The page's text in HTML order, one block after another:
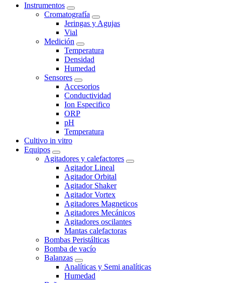
Instrumentos
Cromatografía
Jeringas y Agujas
Vial
Medición
Temperatura
Densidad
Humedad
Sensores
Accesorios
Conductividad
Ion Especifico
ORP
pH
Temperatura
Cultivo in vitro
Equipos
Agitadores y calefactores
Agitador Lineal
Agitador Orbital
Agitador Shaker
Agitador Vortex
Agitadores Magneticos
Agitadores Mecánicos
Agitadores oscilantes
Mantas calefactoras
Bombas Peristálticas
Bomba de vacío
Balanzas
Analíticas y Semi analíticas
Humedad